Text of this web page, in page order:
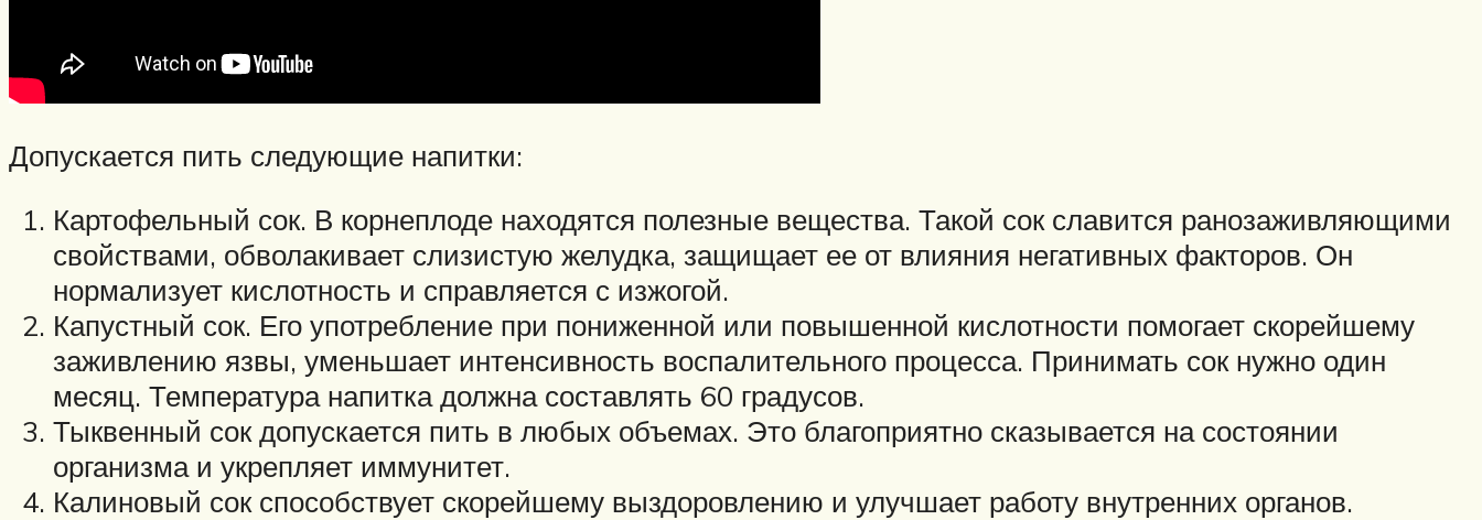
Допускается пить следующие напитки:
Картофельный сок. В корнеплоде находятся полезные вещества. Такой сок славится ранозаживляющими
свойствами, обволакивает слизистую желудка, защищает ее от влияния негативных факторов. Он
нормализует кислотность и справляется с изжогой.
Капустный сок. Его употребление при пониженной или повышенной кислотности помогает скорейшему
заживлению язвы, уменьшает интенсивность воспалительного процесса. Принимать сок нужно один
месяц. Температура напитка должна составлять 60 градусов.
Тыквенный сок допускается пить в любых объемах. Это благоприятно сказывается на состоянии
организма и укрепляет иммунитет.
Калиновый сок способствует скорейшему выздоровлению и улучшает работу внутренних органов.